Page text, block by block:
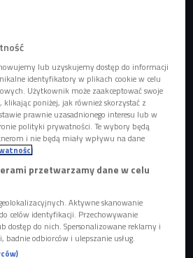
to jeden z najważniejszych
który już od 2010 roku
- sercu północno-wschodniej
odbywa się w nowym
cztery dni, od 30 maja do 2
muzyki elektronicznej mogą liczyć
atrakcji.
- jaką muzykę można
eksploruje różnorodne
lub uzyskujemy dostęp do informacji
identyfikatory w plikach cookie w celu
Użytkownik może zaakceptować swoje
poniżej, jak również skorzystać z
prawnie uzasadnionego interesu lub w
polityki prywatności. Te wybory będą
i nie będą miały wpływu na dane
przetwarzamy dane w celu
Aktywne skanowanie
celów identyfikacji. Przechowywanie
dostęp do nich. Spersonalizowane reklamy i
badnie odbiorców i ulepszanie usług.